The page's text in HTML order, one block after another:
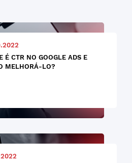
É CTR NO GOOGLE ADS E
MELHORÁ-LO?